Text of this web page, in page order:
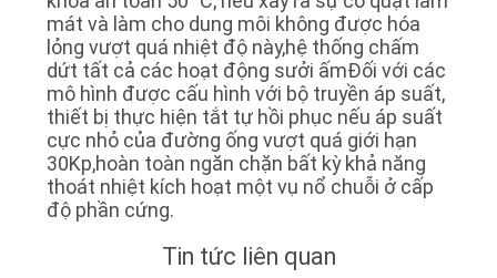
mát và làm cho dung môi không được hóa
lỏng vượt quá nhiệt độ này,hệ thống chấm
dứt tất cả các hoạt động sưởi ấmĐối với các
mô hình được cấu hình với bộ truyền áp suất,
thiết bị thực hiện tắt tự hồi phục nếu áp suất
cực nhỏ của đường ống vượt quá giới hạn
30Kp,hoàn toàn ngăn chặn bất kỳ khả năng
thoát nhiệt kích hoạt một vụ nổ chuỗi ở cấp
độ phần cứng.
Tin tức liên quan